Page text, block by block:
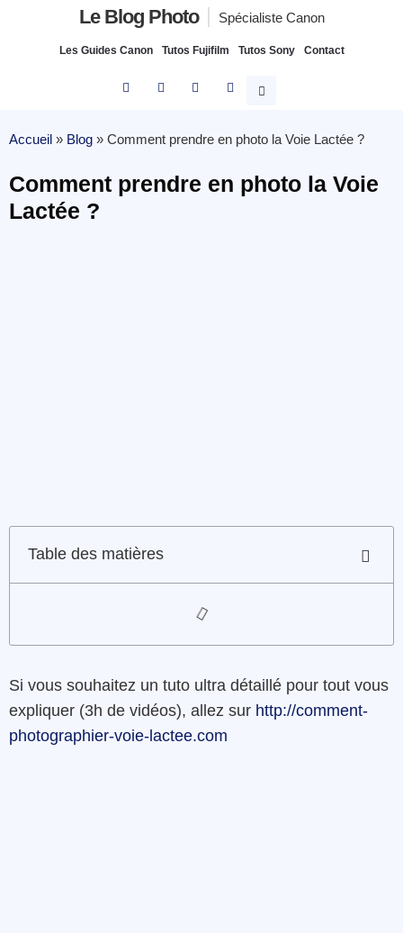
Le Blog Photo Spécialiste Canon
Les Guides Canon Tutos Fujifilm Tutos Sony Contact
Accueil » Blog » Comment prendre en photo la Voie Lactée ?
Comment prendre en photo la Voie
Lactée ?
Table des matières
Si vous souhaitez un tuto ultra détaillé pour tout vous
expliquer (3h de vidéos), allez sur http://comment-
photographier-voie-lactee.com